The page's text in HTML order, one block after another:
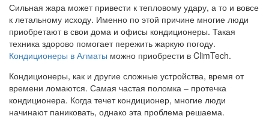
Сильная жара может привести к тепловому удару, а то и вовсе
к летальному исходу. Именно по этой причине многие люди
приобретают в свои дома и офисы кондиционеры. Такая
техника здорово помогает пережить жаркую погоду.
Кондиционеры в Алматы можно приобрести в ClimTech.
Кондиционеры, как и другие сложные устройства, время от
времени ломаются. Самая частая поломка – протечка
кондиционера. Когда течет кондиционер, многие люди
начинают паниковать, однако эта проблема решаема.